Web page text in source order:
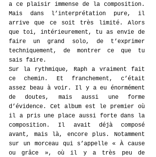
a ce plaisir immense de la composition.
Mais dans l’interprétation pure, il
arrive que ce soit très limité. Alors
que toi, intérieurement, tu as envie de
faire un grand solo, de t’exprimer
techniquement, de montrer ce que tu
sais faire.
Sur la rythmique, Raph a vraiment fait
ce chemin. Et franchement, c’était
assez beau à voir. Il y a eu énormément
de doutes, mais aussi une forme
d’évidence. Cet album est le premier où
il a pris une place aussi forte dans la
composition. Il avait déjà composé
avant, mais là, encore plus. Notamment
sur un morceau qui s’appelle « À cause
ou grâce », où il y a très peu de